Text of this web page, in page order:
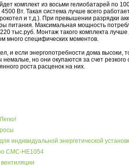
комплект из восьми гелиобатарей по
Вт. Такая система лучше всего
и т.д.). При превышении разрядки
питания. Максимальная мощность
тыс.руб. Монтаж такого комплекта
много специфических моментов.
и если энергопотребности дома высоки,
но они окупаются за счет
роста расценок на них.
индивидуальной энергетической
CMC-HE1054